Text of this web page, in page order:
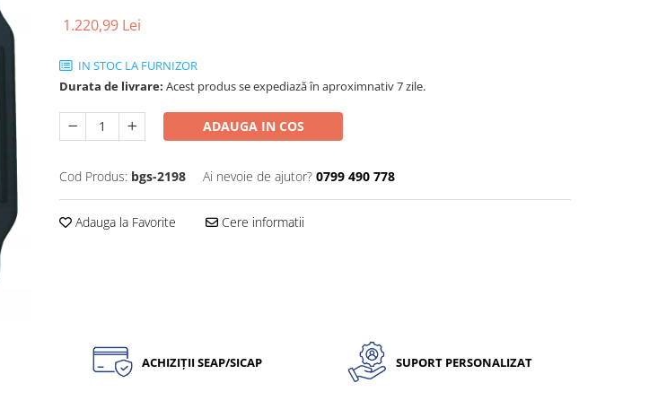
1.220,99 Lei
IN STOC LA FURNIZOR
Durata de livrare: Acest produs se expediază în aproximnativ 7 zile.
ADAUGA IN COS
Cod Produs: bgs-2198 Ai nevoie de ajutor? 0799 490 778
Adauga la Favorite Cere informatii
ACHIZIȚII SEAP/SICAP SUPORT PERSONALIZAT